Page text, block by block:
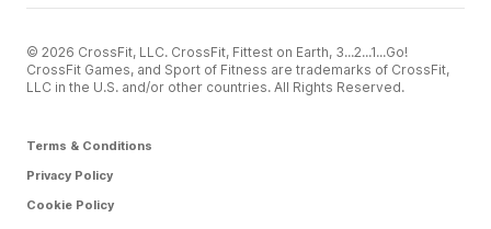
© 2026 CrossFit, LLC. CrossFit, Fittest on Earth, 3...2...1...Go!
CrossFit Games, and Sport of Fitness are trademarks of CrossFit,
LLC in the U.S. and/or other countries. All Rights Reserved.
Terms & Conditions
Privacy Policy
Cookie Policy